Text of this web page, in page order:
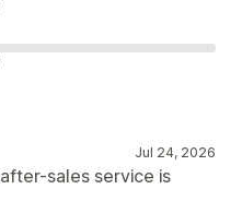
Jul 24, 2026
sales service is